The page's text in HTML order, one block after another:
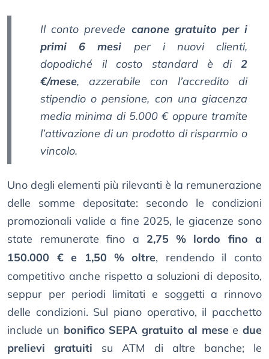
Il conto prevede canone gratuito per i
primi 6 mesi per i nuovi clienti,
dopodiché il costo standard è di 2
€/mese, azzerabile con l’accredito di
stipendio o pensione, con una giacenza
media minima di 5.000 € oppure tramite
l’attivazione di un prodotto di risparmio o
vincolo.
Uno degli elementi più rilevanti è la remunerazione
delle somme depositate: secondo le condizioni
promozionali valide a fine 2025, le giacenze sono
state remunerate fino a 2,75 % lordo fino a
150.000 € e 1,50 % oltre, rendendo il conto
competitivo anche rispetto a soluzioni di deposito,
seppur per periodi limitati e soggetti a rinnovo
delle condizioni. Sul piano operativo, il pacchetto
include un bonifico SEPA gratuito al mesee due
prelievi gratuiti su ATM di altre banche; le